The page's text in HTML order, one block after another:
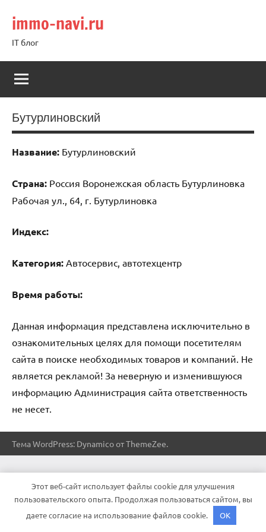
содержимому
immo-navi.ru
IT блог
Бутурлиновский
Название: Бутурлиновский
Страна: Россия Воронежская область Бутурлиновка
Рабочая ул., 64, г. Бутурлиновка
Индекс:
Категория: Автосервис, автотехцентр
Время работы:
Данная информация представлена исключительно в
ознакомительных целях для помощи посетителям
сайта в поиске необходимых товаров и компаний. Не
является рекламой! За неверную и изменившуюся
информацию Администрация сайта ответственность
не несет.
Тема WordPress: Dynamico от ThemeZee.
Этот веб-сайт использует файлы cookie для улучшения
пользовательского опыта. Продолжая пользоваться сайтом, вы
даете согласие на использование файлов cookie.
OK